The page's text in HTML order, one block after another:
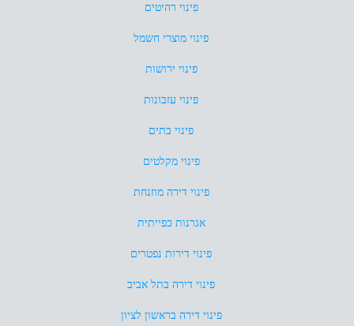
פינוי רהיטים
פינוי מוצרי חשמל
פינוי ירושות
פינוי עזבונות
פינוי בתים
פינוי מקלטים
פינוי דירה מוזנחת
אגרנות כפייתית
פינוי דירות נפטרים
פינוי דירה בתל אביב
פינוי דירה בראשון לציון